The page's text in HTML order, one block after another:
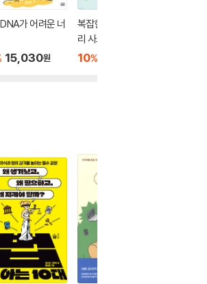
가 어려운 너
15,030원
복잡한 세계를 읽는 지
리 사고력 수업
10%